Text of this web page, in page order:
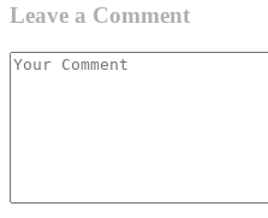
Leave a Comment